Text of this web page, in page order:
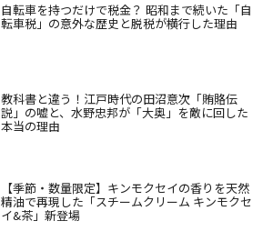
自転車を持つだけで税金？ 昭和まで続いた「自
転車税」の意外な歴史と脱税が横行した理由
教科書と違う！江戸時代の田沼意次「賄賂伝
説」の嘘と、水野忠邦が「大奥」を敵に回した
本当の理由
【季節・数量限定】キンモクセイの香りを天然
精油で再現した「スチームクリーム キンモクセ
イ&茶」新登場